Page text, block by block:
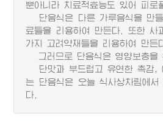
뿐아니라 치료적효능도 있어 피
단음식은 다른 가루음식을 만들
료들을 리용하여 만든다. 또한
가지 고려약재들을 리용하여 만든
그러므로 단음식은 영양보충을
단맛과 부드럽고 유연한 촉감,
는 단음식은 오늘 식사상차림에
다.